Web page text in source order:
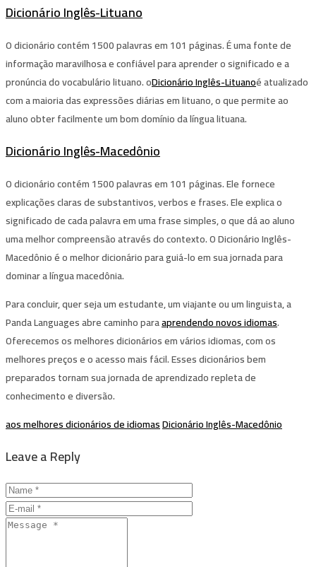
Dicionário Inglês-Lituano
O dicionário contém 1500 palavras em 101 páginas. É uma fonte de
informação maravilhosa e confiável para aprender o significado e a
pronúncia do vocabulário lituano. oDicionário Inglês-Lituanoé atualizado
com a maioria das expressões diárias em lituano, o que permite ao
aluno obter facilmente um bom domínio da língua lituana.
Dicionário Inglês-Macedônio
O dicionário contém 1500 palavras em 101 páginas. Ele fornece
explicações claras de substantivos, verbos e frases. Ele explica o
significado de cada palavra em uma frase simples, o que dá ao aluno
uma melhor compreensão através do contexto. O Dicionário Inglês-
Macedônio é o melhor dicionário para guiá-lo em sua jornada para
dominar a língua macedônia.
Para concluir, quer seja um estudante, um viajante ou um linguista, a
Panda Languages ​​abre caminho paraaprendendo novos idiomas.
Oferecemos os melhores dicionários em vários idiomas, com os
melhores preços e o acesso mais fácil. Esses dicionários bem
preparados tornam sua jornada de aprendizado repleta de
conhecimento e diversão.
aos melhores dicionários de idiomasDicionário Inglês-Macedônio
Leave a Reply